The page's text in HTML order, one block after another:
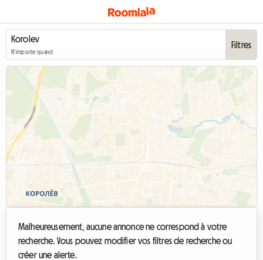
N'importe quand
Filtres
Malheureusement, aucune annonce ne correspond à votre
recherche. Vous pouvez modifier vos filtres de recherche ou
créer une alerte.